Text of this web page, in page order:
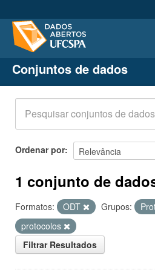
Conjuntos de dados
Organizações
Grupos
Sobre
Conjuntos de dados
Ordenar por
1 conjunto de
Formatos: ODT Grupos:
protocolos
Filtrar Resultados